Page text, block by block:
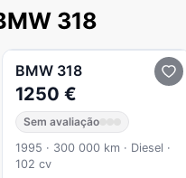
318
BMW 318
1250 €
Sem avaliação
1995 · 300 000 km · Diesel ·
102 cv